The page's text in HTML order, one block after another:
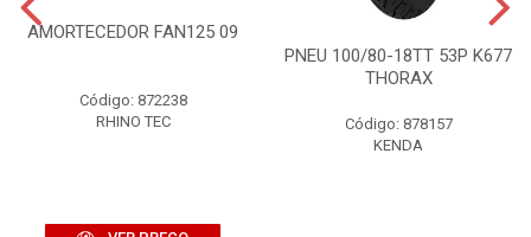
AMORTECEDOR FAN125 09
Código: 872238
RHINO TEC
PNEU 100/80-18TT 53P K677
THORAX
Código: 878157
KENDA